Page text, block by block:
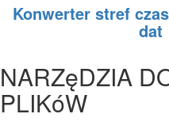
Konwerter stref
dat
NARZęDZIA
PLIKóW